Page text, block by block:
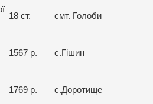
18 ст. смт. Голоби
1567 р. с.Гішин
1769 р. с.Доротище